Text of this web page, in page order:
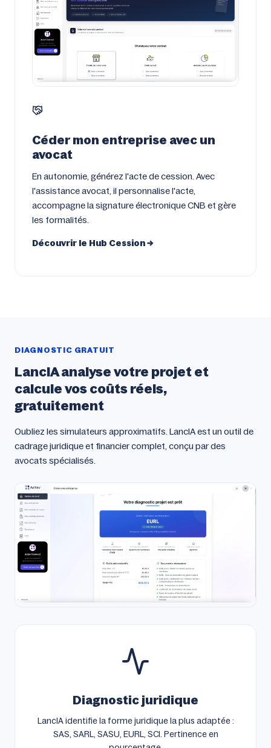
Céder mon entreprise avec un
avocat
En autonomie, générez l'acte de cession. Avec
l'assistance avocat, il personnalise l'acte,
accompagne la signature électronique CNB et gère
les formalités.
Découvrir le Hub Cession →
DIAGNOSTIC GRATUIT
LancIA analyse votre projet et
calcule vos coûts réels,
gratuitement
Oubliez les simulateurs approximatifs. LancIA est un outil de
cadrage juridique et financier complet, conçu par des
avocats spécialisés.
Diagnostic juridique
LancIA identifie la forme juridique la plus adaptée :
SAS, SARL, SASU, EURL, SCI. Pertinence en